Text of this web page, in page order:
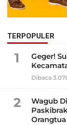
TERPOPULER
1
Geger!
Dibaca
2
Wagub